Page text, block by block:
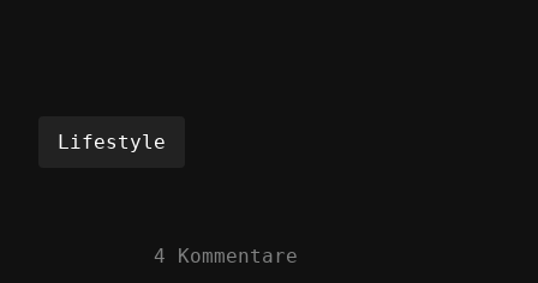
Lifestyle
4 Kommentare